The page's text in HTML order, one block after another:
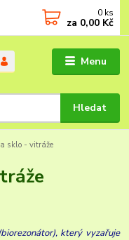
Menu
Hledat
0 ks
za 0,00 Kč
sklo - vitráže
který vyzařuje